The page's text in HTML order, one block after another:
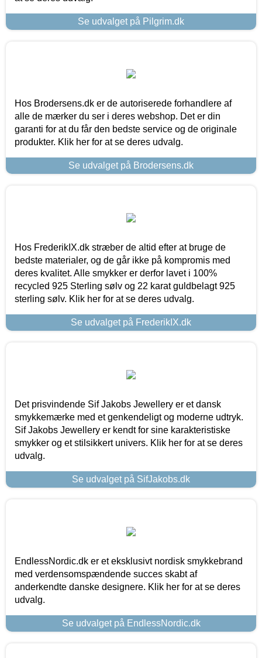
Se udvalget på Pilgrim.dk
Hos Brodersens.dk er de autoriserede forhandlere af
alle de mærker du ser i deres webshop. Det er din
garanti for at du får den bedste service og de originale
produkter. Klik her for at se deres udvalg.
Se udvalget på Brodersens.dk
Hos FrederikIX.dk stræber de altid efter at bruge de
bedste materialer, og de går ikke på kompromis med
deres kvalitet. Alle smykker er derfor lavet i 100%
recycled 925 Sterling sølv og 22 karat guldbelagt 925
sterling sølv. Klik her for at se deres udvalg.
Se udvalget på FrederikIX.dk
Det prisvindende Sif Jakobs Jewellery er et dansk
smykkemærke med et genkendeligt og moderne udtryk.
Sif Jakobs Jewellery er kendt for sine karakteristiske
smykker og et stilsikkert univers. Klik her for at se deres
udvalg.
Se udvalget på SifJakobs.dk
EndlessNordic.dk er et eksklusivt nordisk smykkebrand
med verdensomspændende succes skabt af
anderkendte danske designere. Klik her for at se deres
udvalg.
Se udvalget på EndlessNordic.dk